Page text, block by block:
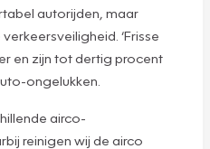
autorijden, maar
‘Frisse
en zijn tot dertig procent
ongelukken.
airco-
reinigen wij de airco